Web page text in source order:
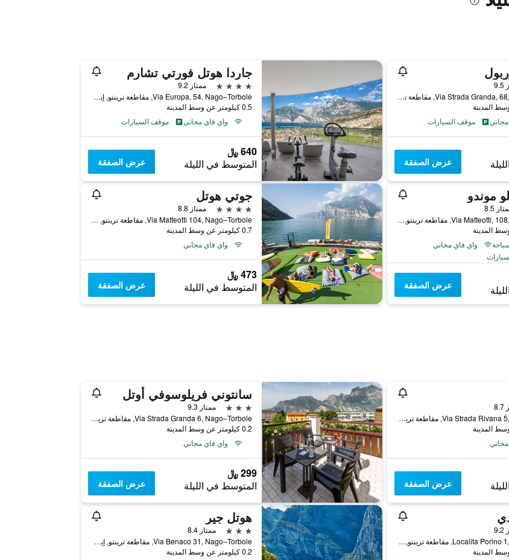
Via Strada Granda, 68, Nago–Torbole, مقاطعة ترينتو, إيطاليا
موقف السيارات
عرض الصفقة
جاردا هوتل فورتي تشارم
4 نجوم
ممتاز 9.2
Via Europa, 54, Nago–Torbole, مقاطعة ترينتو, إيطاليا
0.5 كيلومتر عن وسط المدينة
واي فاي مجاني
موقف السيارات
640 ﷼
المتوسط في الليلة عرض الصفقة
موندو
8.5
Via Matteotti, 108, Nago–Torbole, مقاطعة ترينتو, إيطاليا
واي فاي مجاني
عرض الصفقة
جوتي هوتل
4 نجوم
ممتاز 8.8
Via Matteotti 104, Nago–Torbole, مقاطعة ترينتو, إيطاليا
0.7 كيلومتر عن وسط المدينة
واي فاي مجاني
473 ﷼
المتوسط في الليلة عرض الصفقة
Via Strada Rivana 5, Nago–Torbole, مقاطعة ترينتو, إيطاليا
عرض الصفقة
سانتوني فريلوسوفي أوتل
3 نجوم
ممتاز 9.3
Via Strada Granda 6, Nago–Torbole, مقاطعة ترينتو, إيطاليا
0.2 كيلومتر عن وسط المدينة
واي فاي مجاني
299 ﷼
المتوسط في الليلة عرض الصفقة
Localita Porino 1, Nago–Torbole, مقاطعة ترينتو, إيطاليا
هوتل جير
3 نجوم
ممتاز 8.4
Via Benaco 31, Nago–Torbole, مقاطعة ترينتو, إيطاليا
0.2 كيلومتر عن وسط المدينة